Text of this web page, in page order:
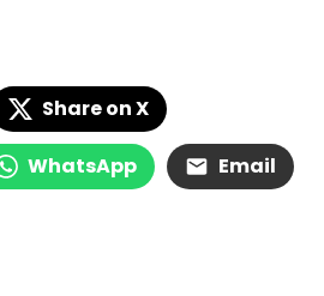
Share on X
WhatsApp Email